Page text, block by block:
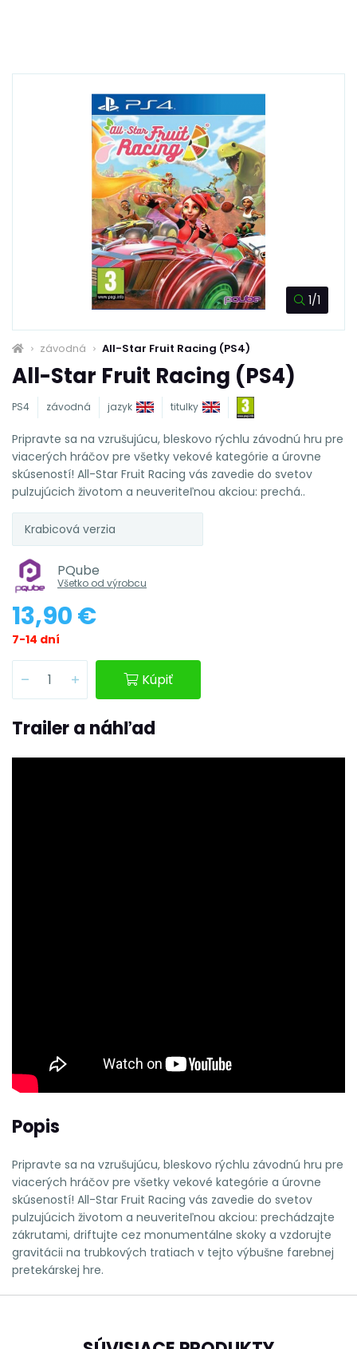
1/1
závodná All-Star Fruit Racing (PS4)
All-Star Fruit Racing (PS4)
PS4 závodná jazyk titulky
Pripravte sa na vzrušujúcu, bleskovo rýchlu závodnú hru pre
viacerých hráčov pre všetky vekové kategórie a úrovne
skúseností! All-Star Fruit Racing vás zavedie do svetov
pulzujúcich životom a neuveriteľnou akciou: prechá..
Krabicová verzia
PQube
Všetko od výrobcu
13,90 €
7-14 dní
Kúpiť
Trailer a náhľad
Popis
Pripravte sa na vzrušujúcu, bleskovo rýchlu závodnú hru pre
viacerých hráčov pre všetky vekové kategórie a úrovne
skúseností! All-Star Fruit Racing vás zavedie do svetov
pulzujúcich životom a neuveriteľnou akciou: prechádzajte
zákrutami, driftujte cez monumentálne skoky a vzdorujte
gravitácii na trubkových tratiach v tejto výbušne farebnej
pretekárskej hre.